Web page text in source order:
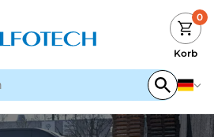
0
Korb